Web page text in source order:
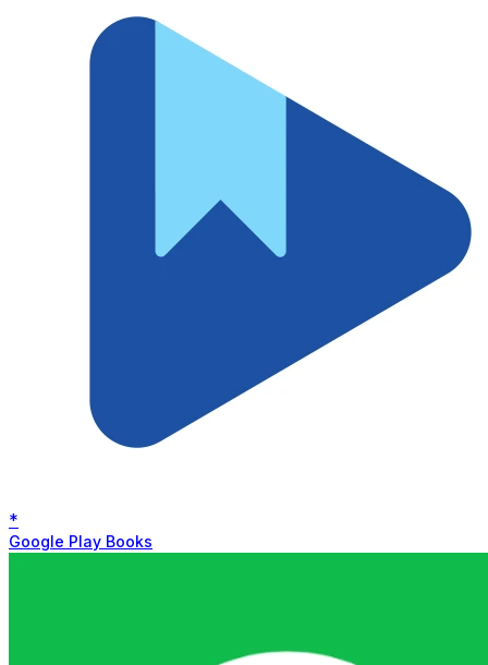
*
Google Play Books